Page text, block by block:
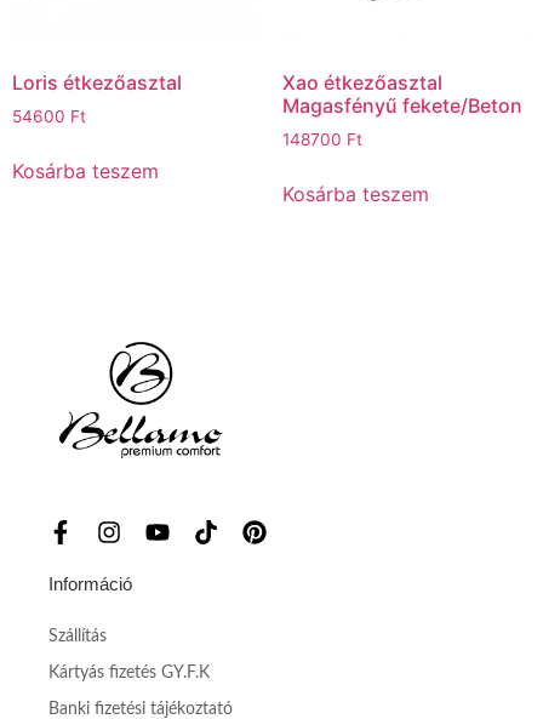
Loris étkezőasztal
54600 Ft
Kosárba teszem
Xao étkezőasztal
Magasfényű fekete/Beton
148700 Ft
Kosárba teszem
Információ
Szállítás
Kártyás fizetés GY.F.K
Banki fizetési tájékoztató